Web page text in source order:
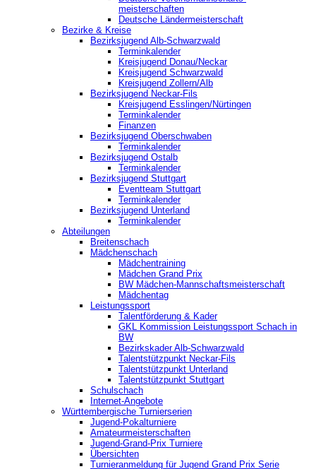
meisterschaften
Deutsche Ländermeisterschaft
Bezirke & Kreise
Bezirksjugend Alb-Schwarzwald
Terminkalender
Kreisjugend Donau/Neckar
Kreisjugend Schwarzwald
Kreisjugend Zollern/Alb
Bezirksjugend Neckar-Fils
Kreisjugend ‎Esslingen/Nürtingen
Terminkalender
Finanzen
Bezirksjugend Oberschwaben
Terminkalender
Bezirksjugend Ostalb
Terminkalender
Bezirksjugend Stuttgart
‎Eventteam Stuttgart
Terminkalender
Bezirksjugend Unterland
Terminkalender
Abteilungen
Breitenschach
Mädchenschach
Mädchentraining
Mädchen Grand Prix
BW Mädchen-Mannschaftsmeisterschaft
Mädchentag
Leistungssport
Talentförderung & Kader
GKL Kommission Leistungssport Schach in
BW
Bezirkskader Alb-Schwarzwald
Talentstützpunkt Neckar-Fils
Talentstützpunkt Unterland
Talentstützpunkt Stuttgart
Schulschach
Internet-Angebote
Württembergische Turnierserien
Jugend-Pokalturniere
Amateurmeisterschaften
Jugend-Grand-Prix Turniere
Übersichten
Turnieranmeldung für Jugend Grand Prix Serie